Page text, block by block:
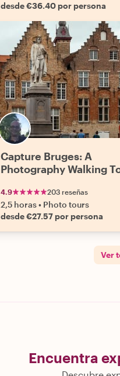
desde €36.40 por persona
Capture Bruges: A
Photography Walking
4.9 203 reseñas
2,5 horas• Photo tours
desde €27.57 por persona
Ver
Encuentra